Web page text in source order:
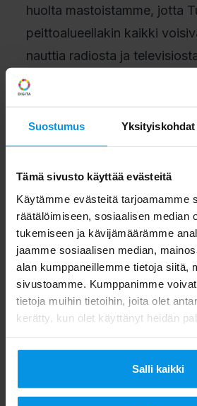
Suostumus Yksityiskohdat
Tämä sivusto käyttää evästeitä
Käytämme evästeitä tarjoamamme
räätälöimiseen, sosiaalisen median
tukemiseen ja kävijämäärämme
jaamme sosiaalisen median,
alan kumppaneillemme tietoja siitä,
sivustoamme. Kumppanimme
tietoja muihin tietoihin, joita olet
kerätty, kun olet käyttänyt heidän
Salli kaikki
huolta mastoistamme, jotta
peittoalueellakin kaikki
nauttia radiosta ja
sanoo Digitan palveluista ja
liiketoiminnasta vastaava
Ala-Hautala.
muutosten mukana. Digita
olla kehittämässä
kustannustehokkaita
auttavat mediataloja tässä
Näin katsojilla ja
tulevaisuudessa
kansan mediaelämyksiin”,